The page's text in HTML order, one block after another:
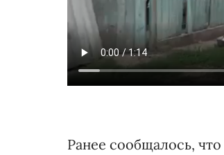
Ранее сообщалось, что